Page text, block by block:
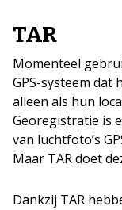
TAR
Momenteel
GPS-systeem dat
alleen als hun
Georegistratie is
van luchtfoto’s
Maar TAR doet
Dankzij TAR